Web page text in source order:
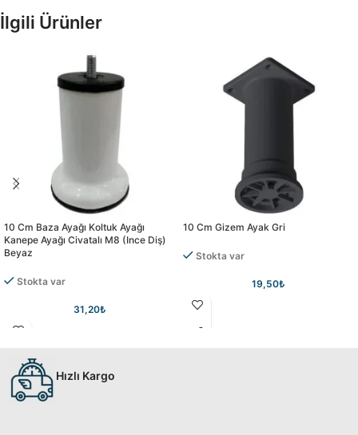
İlgili Ürünler
10 Cm Baza Ayağı Koltuk Ayağı
Kanepe Ayağı Civatalı M8 (ince Diş)
Beyaz
Stokta var
31,20₺
10 Cm Gizem Ayak Gri
Stokta var
19,50₺
Hızlı Kargo